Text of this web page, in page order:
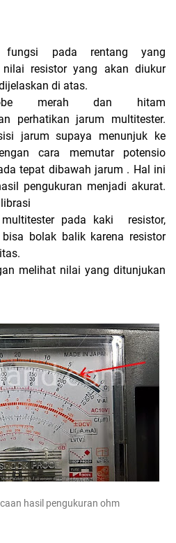
fungsi pada rentang yang
resistor yang akan diukur
di atas.
merah dan hitam
perhatikan jarum multitester.
jarum supaya menunjuk ke
cara memutar potensio
tepat dibawah jarum . Hal ini
pengukuran menjadi akurat.
multitester pada kaki resistor,
bisa bolak balik karena resistor
melihat nilai yang ditunjukan
hasil pengukuran ohm